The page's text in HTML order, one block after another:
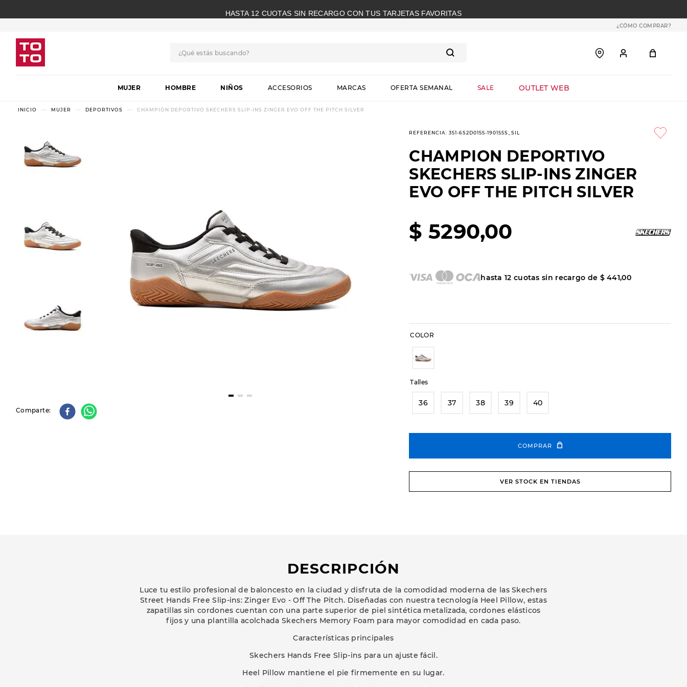
HASTA 12 CUOTAS SIN RECARGO CON TUS TARJETAS FAVORITAS
¿CÓMO COMPRAR?
MUJER HOMBRE NIÑOS ACCESORIOS MARCAS OFERTA SEMANAL SALE OUTLET WEB
MUJER DEPORTIVOS CHAMPION DEPORTIVO SKECHERS SLIP-INS ZINGER EVO OFF THE PITCH SILVER
Comparte
REFERENCIA:351-6S2D0155-190155S_SIL
CHAMPION DEPORTIVO
SKECHERS SLIP-INS ZINGER
EVO OFF THE PITCH SILVER
$ 5290,00
hasta12 cuotas sin recargo de $ 441,00
COLOR
Talles
36 37 38 39 40
COMPRAR
VER STOCK EN TIENDAS
DESCRIPCIÓN
Luce tu estilo profesional de baloncesto en la ciudad y disfruta de la comodidad moderna de las Skechers
Street Hands Free Slip-ins: Zinger Evo - Off The Pitch. Diseñadas con nuestra tecnología Heel Pillow, estas
zapatillas sin cordones cuentan con una parte superior de piel sintética metalizada, cordones elásticos
fijos y una plantilla acolchada Skechers Memory Foam para mayor comodidad en cada paso.
Características principales
Skechers Hands Free Slip-ins para un ajuste fácil.
Heel Pillow mantiene el pie firmemente en su lugar.
1.
botas
.
skechers
9.
botas dama